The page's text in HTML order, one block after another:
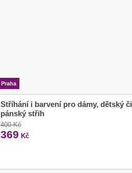
Praha
Stříhání i barvení pro dámy, dětský či
pánský střih
400 Kč
369 Kč